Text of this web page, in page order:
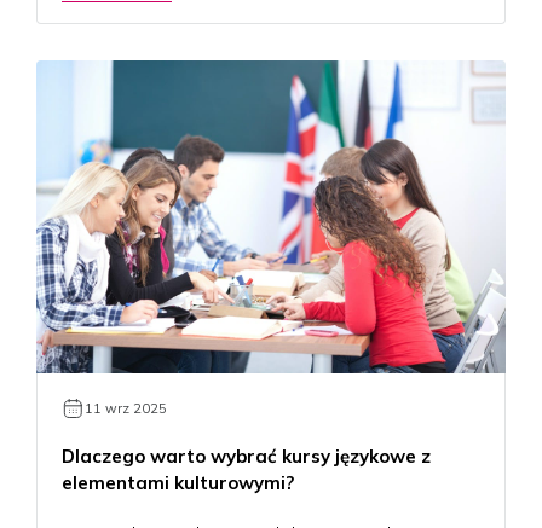
11 wrz 2025
Dlaczego warto wybrać kursy językowe z
elementami kulturowymi?